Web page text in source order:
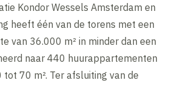
Kondor Wessels Amsterdam en
heeft één van de torens met een
van 36.000 m² in minder dan een
naar 440 huurappartementen
70 m². Ter afsluiting van de